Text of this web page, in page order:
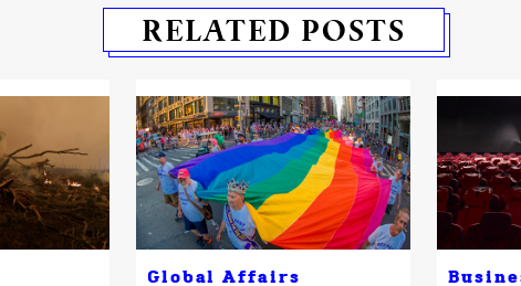
RELATED POSTS
Global Affairs